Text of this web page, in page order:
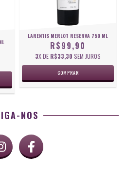
LARENTIS MERLOT RESERVA 750 ML
R$99,90
3X DE R$33,30 SEM JUROS
NOS